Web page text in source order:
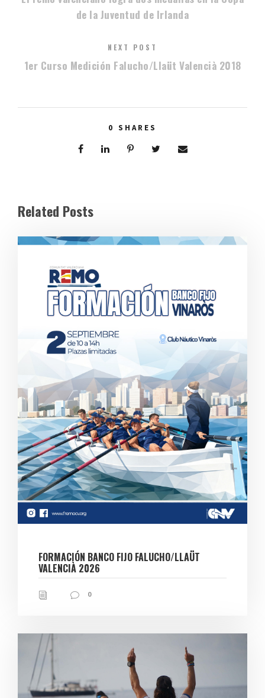
de la Juventud de Irlanda
NEXT POST
1er Curso Medición Falucho/Llaüt Valencià 2018
0 SHARES
Related Posts
FORMACIÓN BANCO FIJO FALUCHO/LLAÜT
VALENCIÀ 2026
0